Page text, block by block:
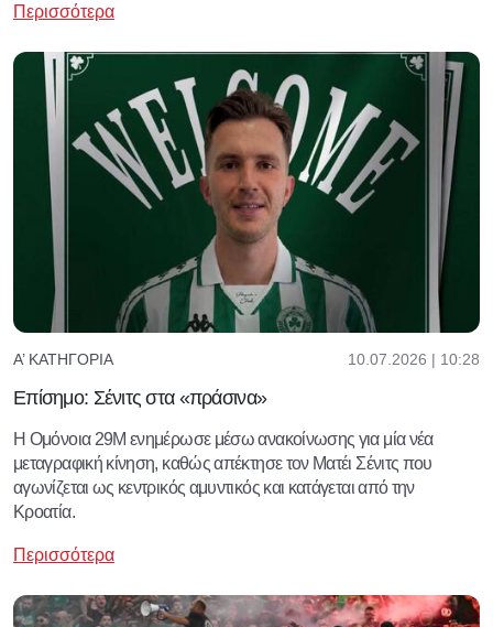
Περισσότερα
Α’ ΚΑΤΗΓΟΡΊΑ 10.07.2026 | 10:28
Επίσημο: Σένιτς στα «πράσινα»
Η Ομόνοια 29Μ ενημέρωσε μέσω ανακοίνωσης για μία νέα
μεταγραφική κίνηση, καθώς απέκτησε τον Ματέι Σένιτς που
αγωνίζεται ως κεντρικός αμυντικός και κατάγεται από την
Κροατία.
Περισσότερα